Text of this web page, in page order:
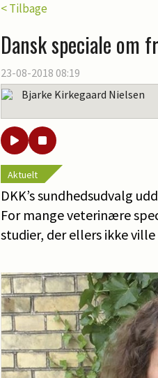
< Tilbage
Dansk speciale om
23-08-2018 08:19
Bjarke Kirkegaard Nielsen
Aktuelt
DKK’s sundhedsudvalg
For mange veterinære
studier, der ellers ikke